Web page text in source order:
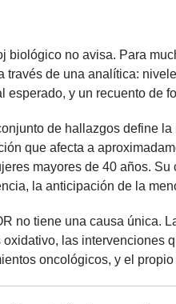
biológico no avisa. Para
a través de una analítica:
esperado, y un recuento de
de hallazgos define
que afecta a
mayores de 40 años.
la anticipación de la
no tiene una causa única.
oxidativo, las intervenciones
oncológicos, y el